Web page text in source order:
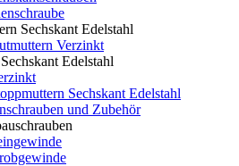
Sechskant Edelstahl
Verzinkt
Edelstahl
Sechskant Edelstahl
und Zubehör